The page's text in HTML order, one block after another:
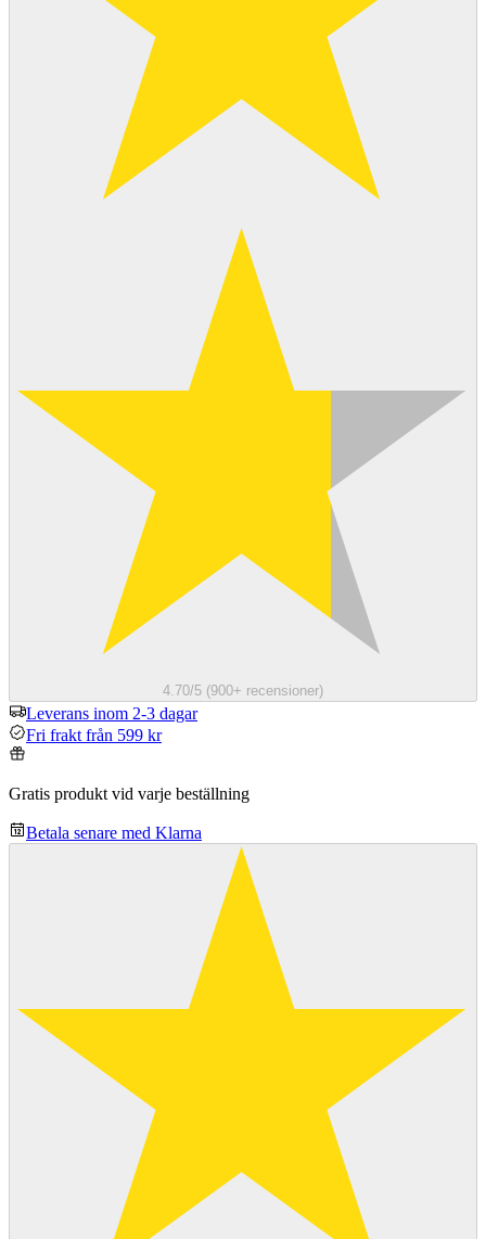
4.70/5 (900+ recensioner)
Leverans inom 2-3 dagar
Fri frakt från 599 kr
Gratis produkt vid varje beställning
Betala senare med Klarna